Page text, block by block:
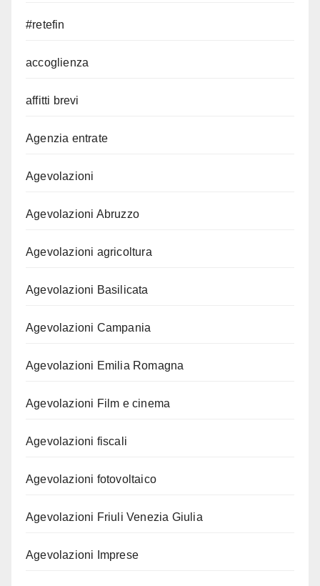
#retefin
accoglienza
affitti brevi
Agenzia entrate
Agevolazioni
Agevolazioni Abruzzo
Agevolazioni agricoltura
Agevolazioni Basilicata
Agevolazioni Campania
Agevolazioni Emilia Romagna
Agevolazioni Film e cinema
Agevolazioni fiscali
Agevolazioni fotovoltaico
Agevolazioni Friuli Venezia Giulia
Agevolazioni Imprese